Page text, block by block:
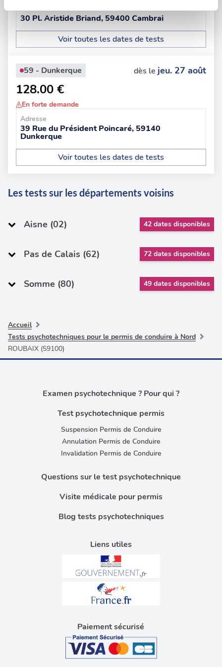
Les cookies nous permettent de personnaliser le contenu
et les annonces, d'offrir des fonctionnalités relatives aux
médias sociaux et d'analyser notre trafic. Nous
partageons également des informations sur l'utilisation de
publicité et d'analyse, qui peuvent combiner celles-ci
ou qu'ils ont collectées lors de votre utilisation de leurs
services.
Adresse
30 Pl. Aristide Briand, 59400 Cambrai
Voir toutes les dates de tests
59 - Dunkerque dès le jeu. 27 août
128.00 €
En forte demande
Adresse
39 Rue du Président Poincaré, 59140
Dunkerque
Voir toutes les dates de tests
Les tests sur les départements voisins
Aisne (02) 42 dates disponibles
Pas de Calais (62) 72 dates disponibles
Somme (80) 49 dates disponibles
Accueil
Tests psychotechniques pour le permis de conduire à Nord
ROUBAIX (59100)
Liens utiles
Examen psychotechnique ? Pour qui ?
Test psychotechnique permis
Suspension Permis de Conduire
Annulation Permis de Conduire
Invalidation Permis de Conduire
Questions sur le test psychotechnique
Visite médicale pour permis
Blog tests psychotechniques
Paiement sécurisé